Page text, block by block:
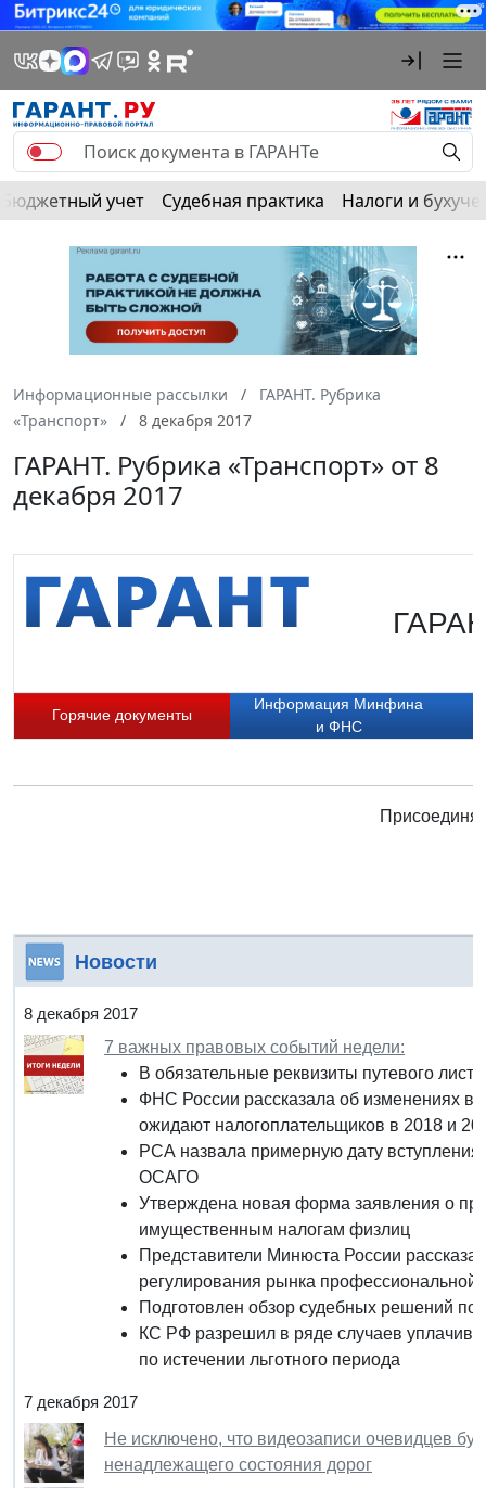
Бюджетный учет Судебная практика Налоги и
Информационные рассылки
ГАРАНТ. Рубрика
«Транспорт»
8 декабря 2017
ГАРАНТ. Рубрика «Транспорт» от 8
декабря 2017
Горячие документы
Информация Минфина
и ФНС
Новости
8 декабря 2017
7 важных правовых событий недели:
В обязательные реквизиты путевого
ФНС России рассказала об изменениях в
ожидают налогоплательщиков в 2018 и
РСА назвала примерную дату
ОСАГО
Утверждена новая форма заявления о
имущественным налогам физлиц
Представители Минюста России
регулирования рынка
Подготовлен обзор судебных решений по
КС РФ разрешил в ряде случаев
по истечении льготного периода
7 декабря 2017
Не исключено, что видеозаписи очевидцев
ненадлежащего состояния дорог